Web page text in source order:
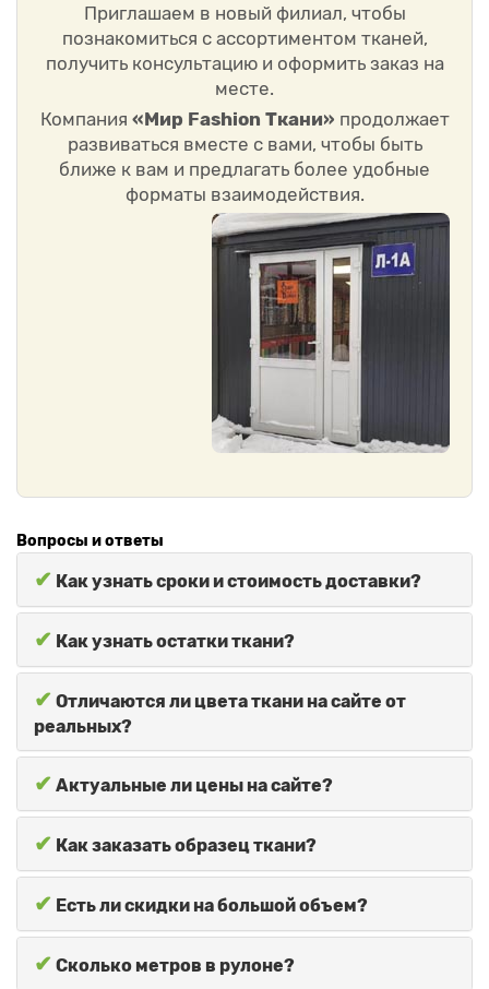
Приглашаем в новый филиал, чтобы
познакомиться с ассортиментом тканей,
получить консультацию и оформить заказ на
месте.
Компания «Мир Fashion Ткани» продолжает
развиваться вместе с вами, чтобы быть
ближе к вам и предлагать более удобные
форматы взаимодействия.
Вопросы и ответы
✔ Как узнать сроки и стоимость доставки?
✔ Как узнать остатки ткани?
✔ Отличаются ли цвета ткани на сайте от
реальных?
✔ Актуальные ли цены на сайте?
✔ Как заказать образец ткани?
✔ Есть ли скидки на большой объем?
✔ Сколько метров в рулоне?